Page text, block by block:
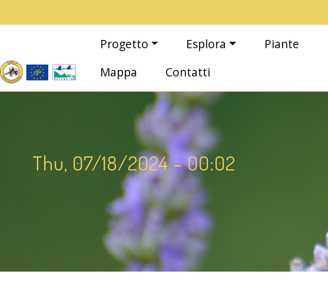
Main navigation
Progetto Esplora Piante
Mappa
Contatti
Thu, 07/18/2024 - 00:02